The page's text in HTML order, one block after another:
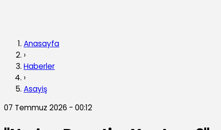
Anasayfa
›
Haberler
›
Asayiş
07 Temmuz 2026 - 00:12